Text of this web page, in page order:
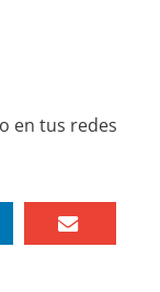
en tus redes